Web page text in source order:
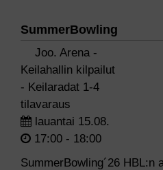
SummerBowling
Joo. Arena -
Keilahallin kilpailut
- Keilaradat 1-4
tilavaraus
lauantai 15.08.
17:00 - 18:00
SummerBowling´26 HBL:n